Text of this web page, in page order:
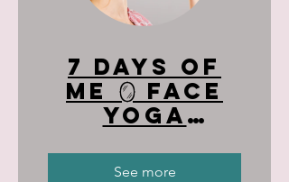
7 days of
Me 🪞 Face
Yoga
in English
See more